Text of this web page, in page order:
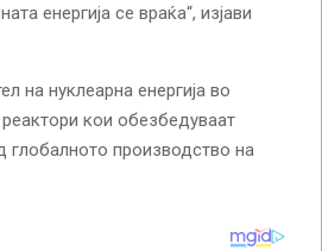
енергија се враќа“, изјави
на нуклеарна енергија во
кои обезбедуваат
глобалното производство на